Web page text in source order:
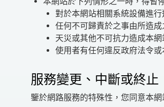
對於本網站相關系統設備進行
任何不可歸責於之事由所造成
天災或其他不可抗力造成本
使用者有任何違反政府法令或
服務變更、中斷或終止
鑒於網路服務的特殊性，您同意本